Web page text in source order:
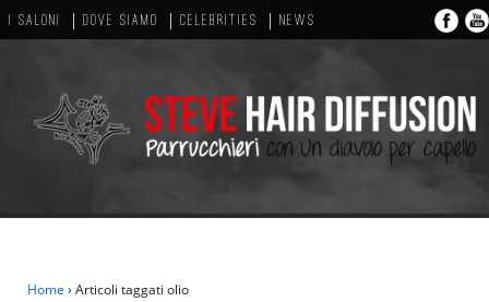
I SALONI DOVE SIAMO CELEBRITIES NEWS
Home › Articoli taggati olio